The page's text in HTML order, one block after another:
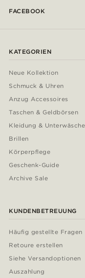
FACEBOOK
KATEGORIEN
Neue Kollektion
Schmuck & Uhren
Anzug Accessoires
Taschen & Geldbörsen
Kleidung & Unterwäsche
Brillen
Körperpflege
Geschenk-Guide
Archive Sale
KUNDENBETREUUNG
Häufig gestellte Fragen
Retoure erstellen
Siehe Versandoptionen
Auszahlung